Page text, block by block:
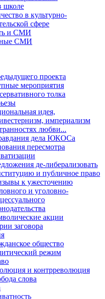
школе
в культурно-
сфере
и СМИ
СМИ
проекта
мероприятия
толка
идея,
империализм
любви...
дела ЮКОСа
пересмотра
де-либерализовать
и публичное право
к ужесточению
и уголовно-
акции
заговора
общество
режим
и контрреволюция
слова